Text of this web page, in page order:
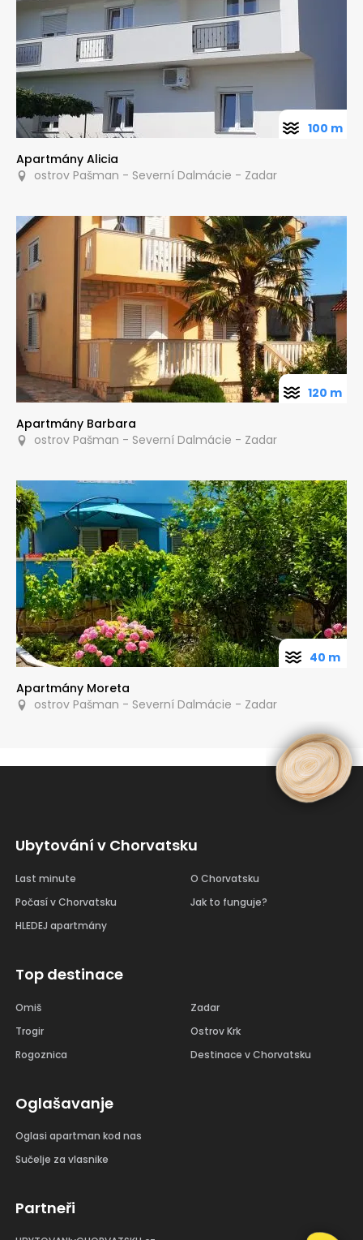
Apartmány Alicia
ostrov Pašman - Severní Dalmácie - Zadar
100 m
Apartmány Barbara
ostrov Pašman - Severní Dalmácie - Zadar
120 m
Apartmány Moreta
ostrov Pašman - Severní Dalmácie - Zadar
40 m
Ubytování v Chorvatsku
Last minute
Počasí v Chorvatsku
HLEDEJ apartmány
O Chorvatsku
Jak to funguje?
Top destinace
Omiš
Trogir
Rogoznica
Zadar
Ostrov Krk
Destinace v Chorvatsku
Oglašavanje
Oglasi apartman kod nas
Sučelje za vlasnike
Partneři